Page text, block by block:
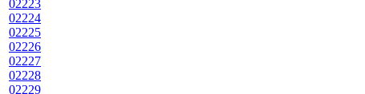
02223
02224
02225
02226
02227
02228
02229